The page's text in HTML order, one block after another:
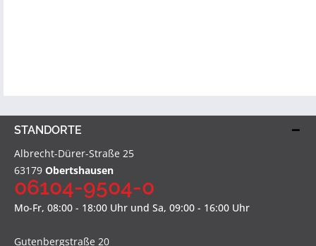
STANDORTE
Albrecht-Dürer-Straße 25
63179 Obertshausen
06104-9504-0
Mo-Fr, 08:00 - 18:00 Uhr und Sa, 09:00 - 16:00 Uhr
Gutenbergstraße 20